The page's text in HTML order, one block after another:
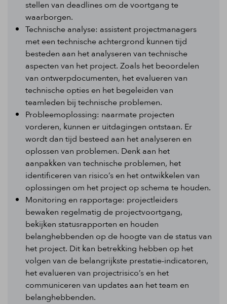
stellen van deadlines om de voortgang te
waarborgen.
Technische analyse: assistent projectmanagers
met een technische achtergrond kunnen tijd
besteden aan het analyseren van technische
aspecten van het project. Zoals het beoordelen
van ontwerpdocumenten, het evalueren van
technische opties en het begeleiden van
teamleden bij technische problemen.
Probleemoplossing: naarmate projecten
vorderen, kunnen er uitdagingen ontstaan. Er
wordt dan tijd besteed aan het analyseren en
oplossen van problemen. Denk aan het
aanpakken van technische problemen, het
identificeren van risico’s en het ontwikkelen van
oplossingen om het project op schema te houden.
Monitoring en rapportage: projectleiders
bewaken regelmatig de projectvoortgang,
bekijken statusrapporten en houden
belanghebbenden op de hoogte van de status van
het project. Dit kan betrekking hebben op het
volgen van de belangrijkste prestatie-indicatoren,
het evalueren van projectrisico’s en het
communiceren van updates aan het team en
belanghebbenden.